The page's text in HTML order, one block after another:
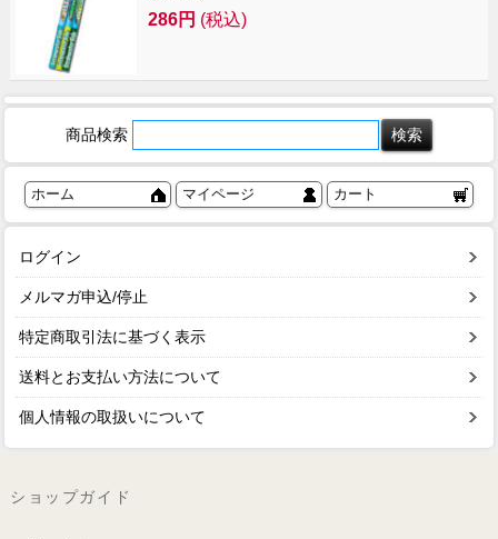
286円 (税込)
商品検索
ホーム マイページ カート
ログイン
メルマガ申込/停止
特定商取引法に基づく表示
送料とお支払い方法について
個人情報の取扱いについて
ショップガイド